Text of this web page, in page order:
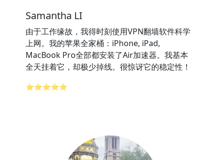
Samantha LI
由于工作缘故，我得时刻使用VPN翻墙软件科学
上网。我的苹果全家桶：iPhone, iPad,
MacBook Pro全部都安装了Air加速器。我基本
全天挂着它，却极少掉线。很惊讶它的稳定性！
⭐⭐⭐⭐⭐